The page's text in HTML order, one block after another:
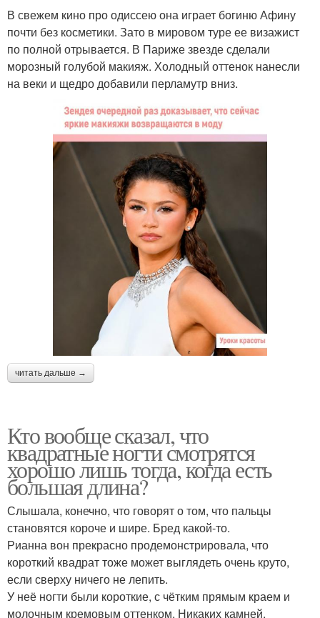
В свежем кино про одиссею она играет богиню Афину
почти без косметики. Зато в мировом туре ее визажист
по полной отрывается. В Париже звезде сделали
морозный голубой макияж. Холодный оттенок нанесли
на веки и щедро добавили перламутр вниз.
читать дальше →
Кто вообще сказал, что
квадратные ногти смотрятся
хорошо лишь тогда, когда есть
большая длина?
Слышала, конечно, что говорят о том, что пальцы
становятся короче и шире. Бред какой-то.
Рианна вон прекрасно продемонстрировала, что
короткий квадрат тоже может выглядеть очень круто,
если сверху ничего не лепить.
У неё ногти были короткие, с чётким прямым краем и
молочным кремовым оттенком. Никаких камней,